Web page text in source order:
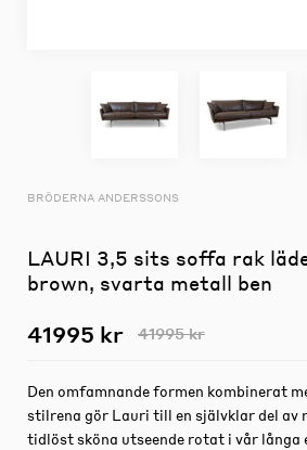
BRÖDERNA ANDERSSONS
LAURI 3,5 sits soffa rak
brown, svarta metall ben
41995 kr 41995 kr
Den omfamnande formen kombinerat
stilrena gör Lauri till en självklar del av
tidlöst sköna utseende rotat i vår långa